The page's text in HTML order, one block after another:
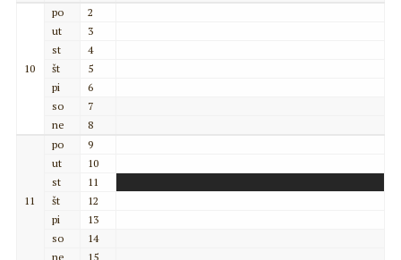
10
po
2
ut
3
st
4
št
5
pi
6
so
7
ne
8
11
po
9
ut
10
st
11
št
12
pi
13
so
14
ne
15